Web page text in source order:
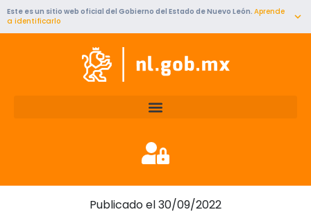
al
Este es un sitio web oficial del Gobierno del Estado de Nuevo León. Aprende
a identificarlo
Publicado el 30/09/2022